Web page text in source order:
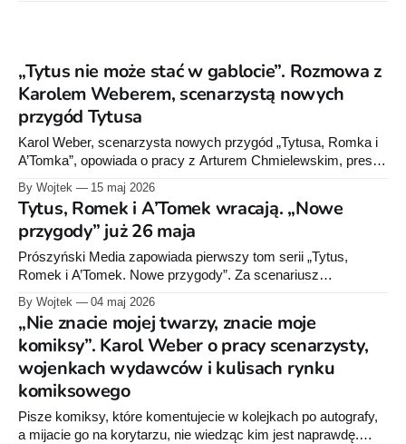
„Tytus nie może stać w gablocie”. Rozmowa z
Karolem Weberem, scenarzystą nowych
przygód Tytusa
Karol Weber, scenarzysta nowych przygód „Tytusa, Romka i
A’Tomka”, opowiada o pracy z Arturem Chmielewskim, presji
mierzenia się z legendą Papcia Chmiela i o tym, dlaczego
Tytus musi żyć dalej, zamiast stać się muzealnym
eksponatem.
By Wojtek 15 maj 2026
Tytus, Romek i A’Tomek wracają. „Nowe
przygody” już 26 maja
Prószyński Media zapowiada pierwszy tom serii „Tytus,
Romek i A’Tomek. Nowe przygody”. Za scenariusz
odpowiadają Artur Chmielewski i Karol Weber, a za rysunki
Zbigniew Larwa.
By Wojtek 04 maj 2026
„Nie znacie mojej twarzy, znacie moje
komiksy”. Karol Weber o pracy scenarzysty,
wojenkach wydawców i kulisach rynku
komiksowego
Pisze komiksy, które komentujecie w kolejkach po autografy,
a mijacie go na korytarzu, nie wiedząc kim jest naprawdę.